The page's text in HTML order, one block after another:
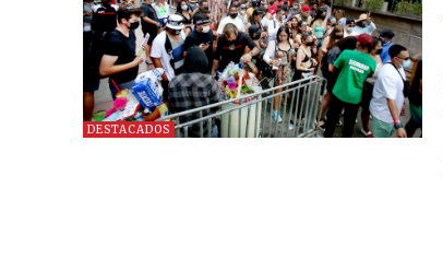
DESTACADOS